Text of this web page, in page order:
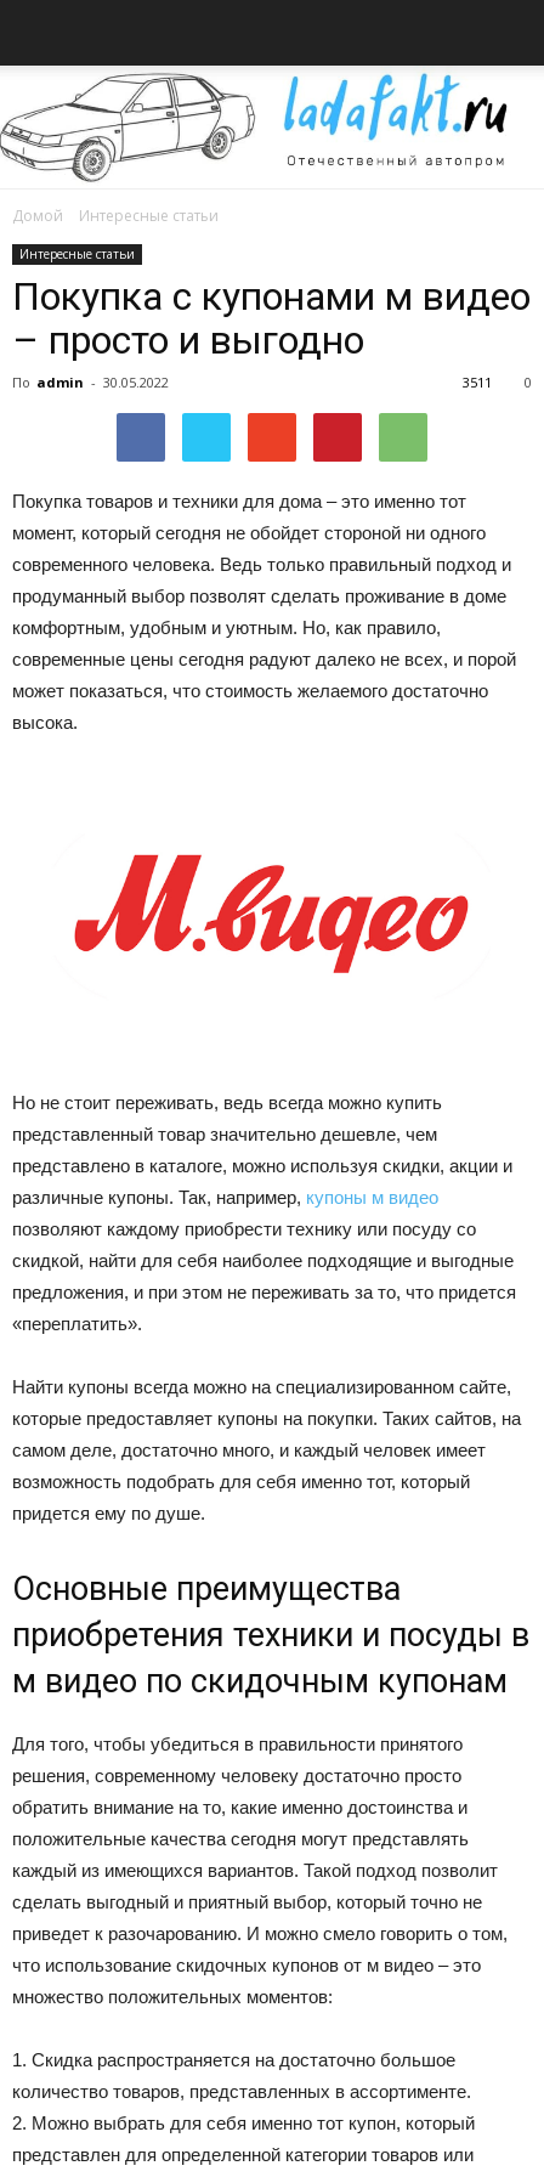
об
автомобилях
Лада
Домой Интересные статьи
Интересные статьи
Покупка с купонами м видео
– просто и выгодно
По admin - 30.05.2022 0
3511
Покупка товаров и техники для дома – это именно тот
момент, который сегодня не обойдет стороной ни одного
современного человека. Ведь только правильный подход и
продуманный выбор позволят сделать проживание в доме
комфортным, удобным и уютным. Но, как правило,
современные цены сегодня радуют далеко не всех, и порой
может показаться, что стоимость желаемого достаточно
высока.
Но не стоит переживать, ведь всегда можно купить
представленный товар значительно дешевле, чем
представлено в каталоге, можно используя скидки, акции и
различные купоны. Так, например, купоны м видео
позволяют каждому приобрести технику или посуду со
скидкой, найти для себя наиболее подходящие и выгодные
предложения, и при этом не переживать за то, что придется
«переплатить».
Найти купоны всегда можно на специализированном сайте,
которые предоставляет купоны на покупки. Таких сайтов, на
самом деле, достаточно много, и каждый человек имеет
возможность подобрать для себя именно тот, который
придется ему по душе.
Основные преимущества
приобретения техники и посуды в
м видео по скидочным купонам
Для того, чтобы убедиться в правильности принятого
решения, современному человеку достаточно просто
обратить внимание на то, какие именно достоинства и
положительные качества сегодня могут представлять
каждый из имеющихся вариантов. Такой подход позволит
сделать выгодный и приятный выбор, который точно не
приведет к разочарованию. И можно смело говорить о том,
что использование скидочных купонов от м видео – это
множество положительных моментов:
1. Скидка распространяется на достаточно большое
количество товаров, представленных в ассортименте.
2. Можно выбрать для себя именно тот купон, который
представлен для определенной категории товаров или